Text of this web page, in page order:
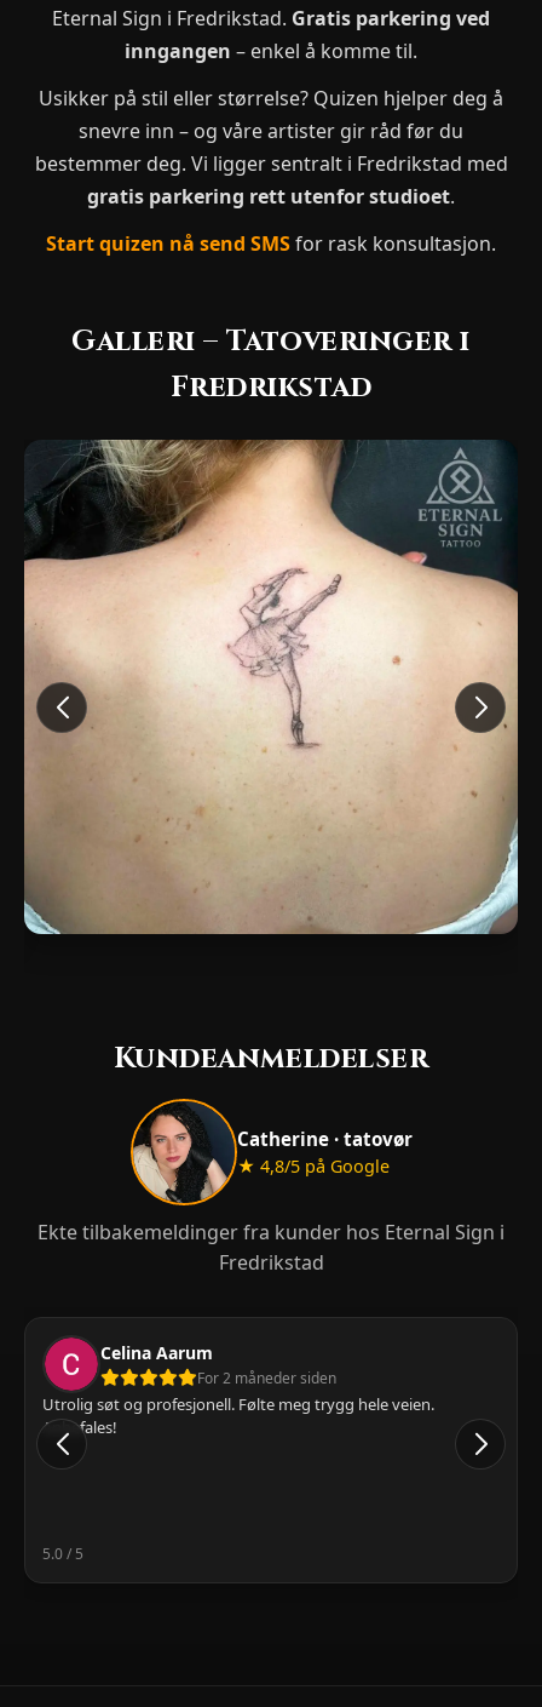
Eternal Sign i Fredrikstad. Gratis parkering ved
inngangen – enkel å komme til.
Usikker på stil eller størrelse? Quizen hjelper deg å
snevre inn – og våre artister gir råd før du
bestemmer deg. Vi ligger sentralt i Fredrikstad med
gratis parkering rett utenfor studioet.
Start quizen nå send SMSfor rask konsultasjon.
Galleri – Tatoveringer i
Fredrikstad
Kundeanmeldelser
Catherine · tatovør
★ 4,8/5 på Google
Ekte tilbakemeldinger fra kunder hos Eternal Sign i
Fredrikstad
Celina Aarum
For 2 måneder siden
Utrolig søt og profesjonell. Følte meg trygg hele veien.
Anbefales!
5.0 / 5